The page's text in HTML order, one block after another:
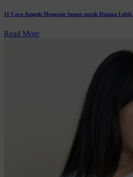
11 Cara Ampuh Mengusir Semut untuk Hunian
Read More